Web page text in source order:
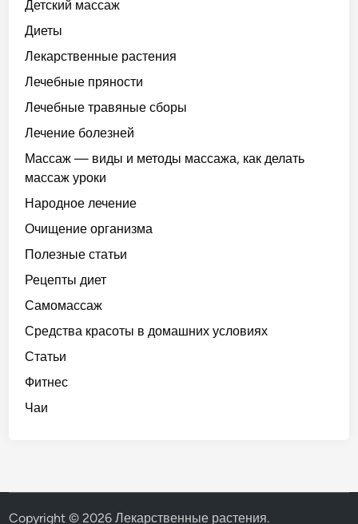
Детский массаж
Диеты
Лекарственные растения
Лечебные пряности
Лечебные травяные сборы
Лечение болезней
Массаж — виды и методы массажа, как делать
массаж уроки
Народное лечение
Очищение организма
Полезные статьи
Рецепты диет
Самомассаж
Средства красоты в домашних условиях
Статьи
Фитнес
Чаи
Copyright © 2026Лекарственные растения.